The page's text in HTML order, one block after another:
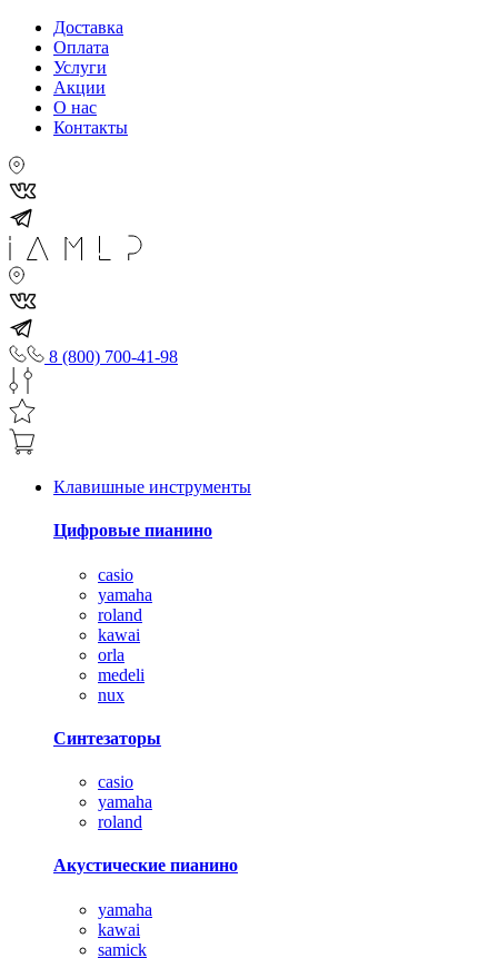
Доставка
Оплата
Услуги
Акции
О нас
Контакты
8 (800) 700-41-98
Клавишные инструменты
Цифровые пианино
casio
yamaha
roland
kawai
orla
medeli
nux
Синтезаторы
casio
yamaha
roland
Акустические пианино
yamaha
kawai
samick